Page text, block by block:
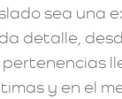
sea una
detalle,
y en el